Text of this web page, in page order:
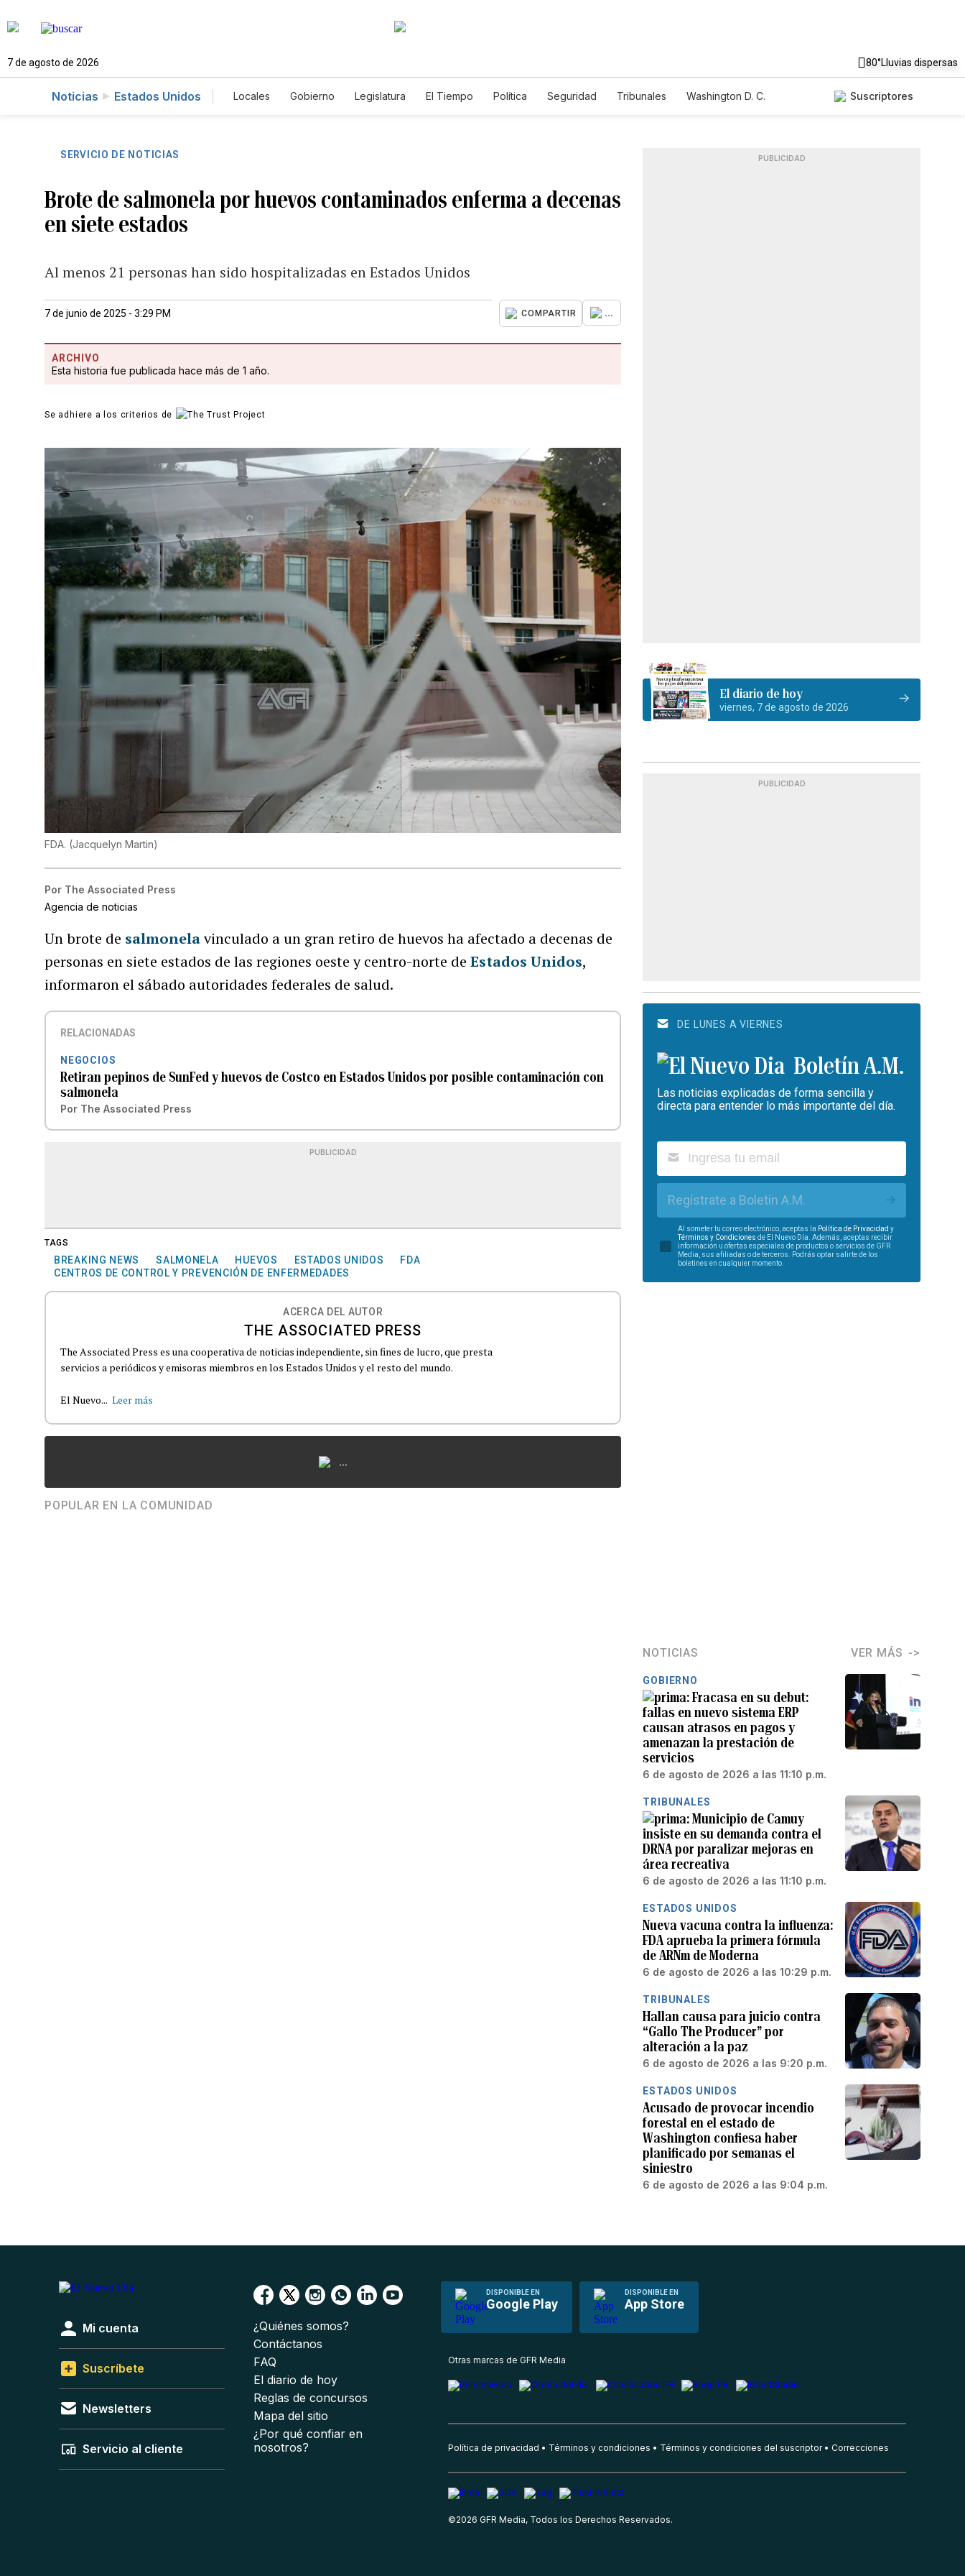
7 de agosto de 2026 80°Lluvias dispersas
Noticias Estados Unidos Locales Gobierno Legislatura El Tiempo Política Seguridad Tribunales
Washington D. C.
Suscriptores
SERVICIO DE NOTICIAS
Brote de salmonela por huevos contaminados enferma a decenas
en siete estados
Al menos 21 personas han sido hospitalizadas en Estados Unidos
7 de junio de 2025 - 3:29 PM COMPARTIR ...
ARCHIVO
Esta historia fue publicada hace más de 1 año.
Se adhiere a los criterios de
FDA. (Jacquelyn Martin)
Por The Associated Press
Agencia de noticias
Un brote de salmonelavinculado a un gran retiro de huevos ha afectado a decenas de
personas en siete estados de las regiones oeste y centro-norte deEstados Unidos,
informaron el sábado autoridades federales de salud.
RELACIONADAS
NEGOCIOS
Retiran pepinos de SunFed y huevos de Costco en Estados Unidos por posible contaminación con
salmonela
Por The Associated Press
PUBLICIDAD
TAGS
BREAKING NEWS SALMONELA HUEVOS ESTADOS UNIDOS
FDA
CENTROS DE CONTROL Y PREVENCIÓN DE ENFERMEDADES
ACERCA DEL AUTOR
THE ASSOCIATED PRESS
The Associated Press es una cooperativa de noticias independiente, sin fines de lucro, que presta
servicios a periódicos y emisoras miembros en los Estados Unidos y el resto del mundo.
El Nuevo... Leer más
...
POPULAR EN LA COMUNIDAD
PUBLICIDAD
El diario de hoy
viernes, 7 de agosto de 2026
PUBLICIDAD
DE LUNES A VIERNES
Boletín A.M.
Las noticias explicadas de forma sencilla y
directa para entender lo más importante del día.
Regístrate a Boletín A.M.
Al someter tu correo electrónico, aceptas la Política de Privacidad y
Términos y Condiciones de El Nuevo Día. Además, aceptas recibir
información u ofertas especiales de productos o servicios de GFR
Media, sus afiliadas o de terceros. Podrás optar salirte de los
boletines en cualquier momento.
NOTICIAS VER MÁS
GOBIERNO
Fracasa en su debut:
fallas en nuevo sistema ERP
causan atrasos en pagos y
amenazan la prestación de
servicios
6 de agosto de 2026 a las 11:10 p.m.
TRIBUNALES
Municipio de Camuy
insiste en su demanda contra el
DRNA por paralizar mejoras en
área recreativa
6 de agosto de 2026 a las 11:10 p.m.
ESTADOS UNIDOS
Nueva vacuna contra la influenza:
FDA aprueba la primera fórmula
de ARNm de Moderna
6 de agosto de 2026 a las 10:29 p.m.
TRIBUNALES
Hallan causa para juicio contra
“Gallo The Producer” por
alteración a la paz
6 de agosto de 2026 a las 9:20 p.m.
ESTADOS UNIDOS
Acusado de provocar incendio
forestal en el estado de
Washington confiesa haber
planificado por semanas el
siniestro
6 de agosto de 2026 a las 9:04 p.m.
DISPONIBLE EN
Google Play
DISPONIBLE EN
App Store
Mi cuenta
Suscríbete
Newsletters
Servicio al cliente
¿Quiénes somos?
Contáctanos
FAQ
El diario de hoy
Reglas de concursos
Mapa del sitio
¿Por qué confiar en
nosotros?
Otras marcas de GFR Media
Política de privacidad Términos y condiciones Términos y condiciones del suscriptor Correcciones
©2026 GFR Media, Todos los Derechos Reservados.